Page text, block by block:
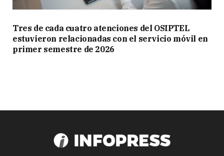
Tres de cada cuatro atenciones del OSIPTEL
estuvieron relacionadas con el servicio móvil en
primer semestre de 2026